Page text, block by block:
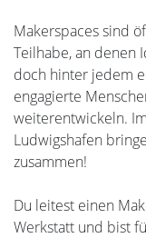
Makerspaces sind
Teilhabe, an denen
doch hinter jedem
engagierte
weiterentwickeln.
Ludwigshafen
zusammen!
Du leitest einen
Werkstatt und bist